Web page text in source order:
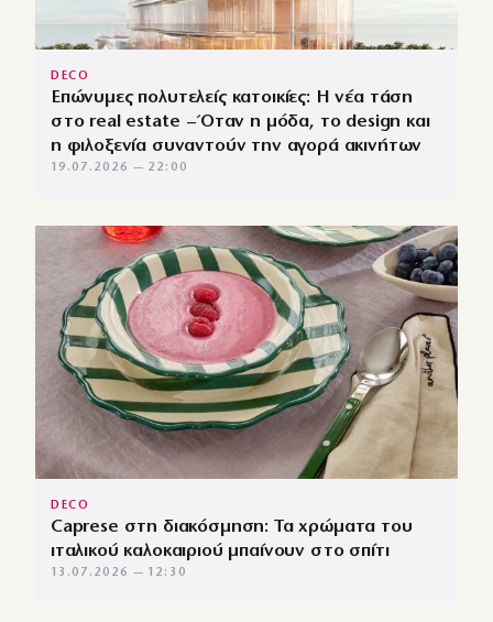
DECO
Επώνυμες πολυτελείς κατοικίες: Η νέα τάση
στο real estate – Όταν η μόδα, το design και
η φιλοξενία συναντούν την αγορά ακινήτων
19.07.2026 — 22:00
DECO
Caprese στη διακόσμηση: Τα χρώματα του
ιταλικού καλοκαιριού μπαίνουν στο σπίτι
13.07.2026 — 12:30